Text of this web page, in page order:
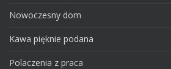
Nowoczesny dom
Kawa pięknie podana
Polaczenia z praca